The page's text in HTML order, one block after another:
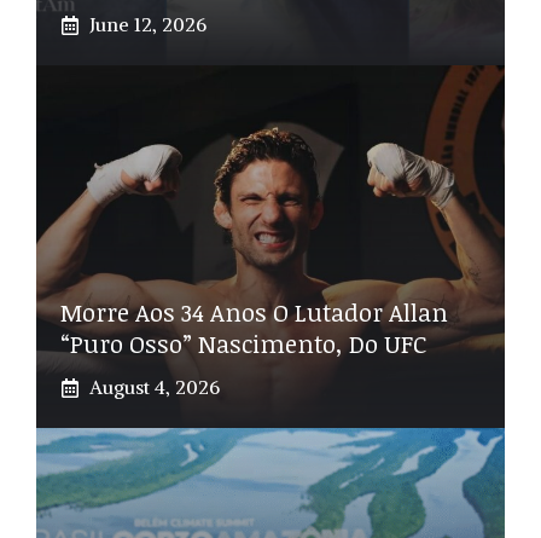
June 12, 2026
Morre Aos 34 Anos O Lutador Allan
“Puro Osso” Nascimento, Do UFC
August 4, 2026